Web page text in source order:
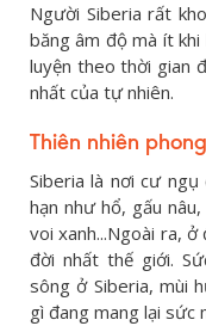
Người Siberia rất
băng âm độ mà ít
luyện theo thời gian
nhất của tự nhiên.
Thiên nhiên
Siberia là nơi cư ngụ
hạn như hổ, gấu
voi xanh...Ngoài ra,
đời nhất thế giới.
sông ở Siberia, mùi
gì đang mang lại sức